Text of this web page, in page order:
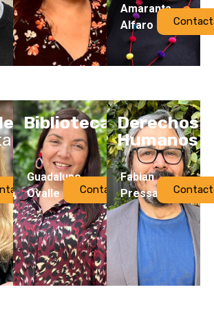
Amaranta
Alfaro
Bibliotecas
Guadalupe
Ovalle
Contactar
Derechos
Humanos
Fabian
Pressaco